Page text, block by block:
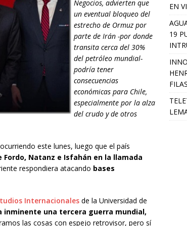
Negocios, advierten que
un eventual bloqueo del
estrecho de Ormuz por
parte de Irán -por donde
transita cerca del 30%
del petróleo mundial-
podría tener
consecuencias
económicas para Chile,
especialmente por la alza
del crudo y de otros
este lunes, luego que el país
Fordo, Natanz e Isfahán en la llamada
respondiera atacando bases
Internacionales de la Universidad de
inminente una tercera guerra mundial,
las cosas con espejo retrovisor, pero sí
EN
19